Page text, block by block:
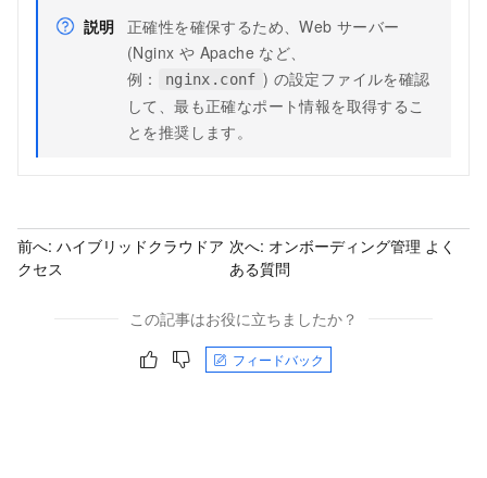
説明
正確性を確保するため、Web サーバー
(Nginx や Apache など、
例：
nginx.conf ) の設定ファイルを確認
して、最も正確なポート情報を取得するこ
とを推奨します。
前へ: ハイブリッドクラウドア
クセス
次へ: オンボーディング管理 よく
ある質問
この記事はお役に立ちましたか？
フィードバック